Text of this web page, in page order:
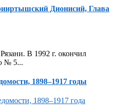
Дионисий, Глава
В 1992 г. окончил
№ 5...
1898–1917 годы